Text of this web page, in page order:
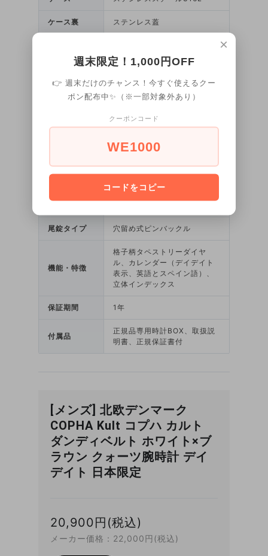
ケース裏 ステンレス蓋
サイズ
縦45mm / 横38mm（竜頭含
む40mm）/ 厚さ10mm / 文字
盤（直径）32mm
ーフ）
防水
5気圧防水（日常生活用強化防
尾錠タイプ 穴留め式ピンバックル
機能・特徴
格子柄タペストリーダイヤ
ル、カレンダー（デイデイト
表示、英語とスペイン語）、
立体インデックス
保証期間 1年
付属品
正規品専用時計BOX、取扱説
明書、正規保証書付
[メンズ] 北欧デンマーク
COPHA Kult コプハ カルト
ダンディベルト ホワイト×ブ
ラウン クォーツ腕時計 デイ
デイト 日本限定
20,900円(税込)
メーカー価格：22,000円(税込)
×
週末限定！1,000円OFF
👉 週末だけのチャンス！今すぐ使えるクー
ポン配布中✨（※一部対象外あり）
クーポンコード
WE1000
コードをコピー